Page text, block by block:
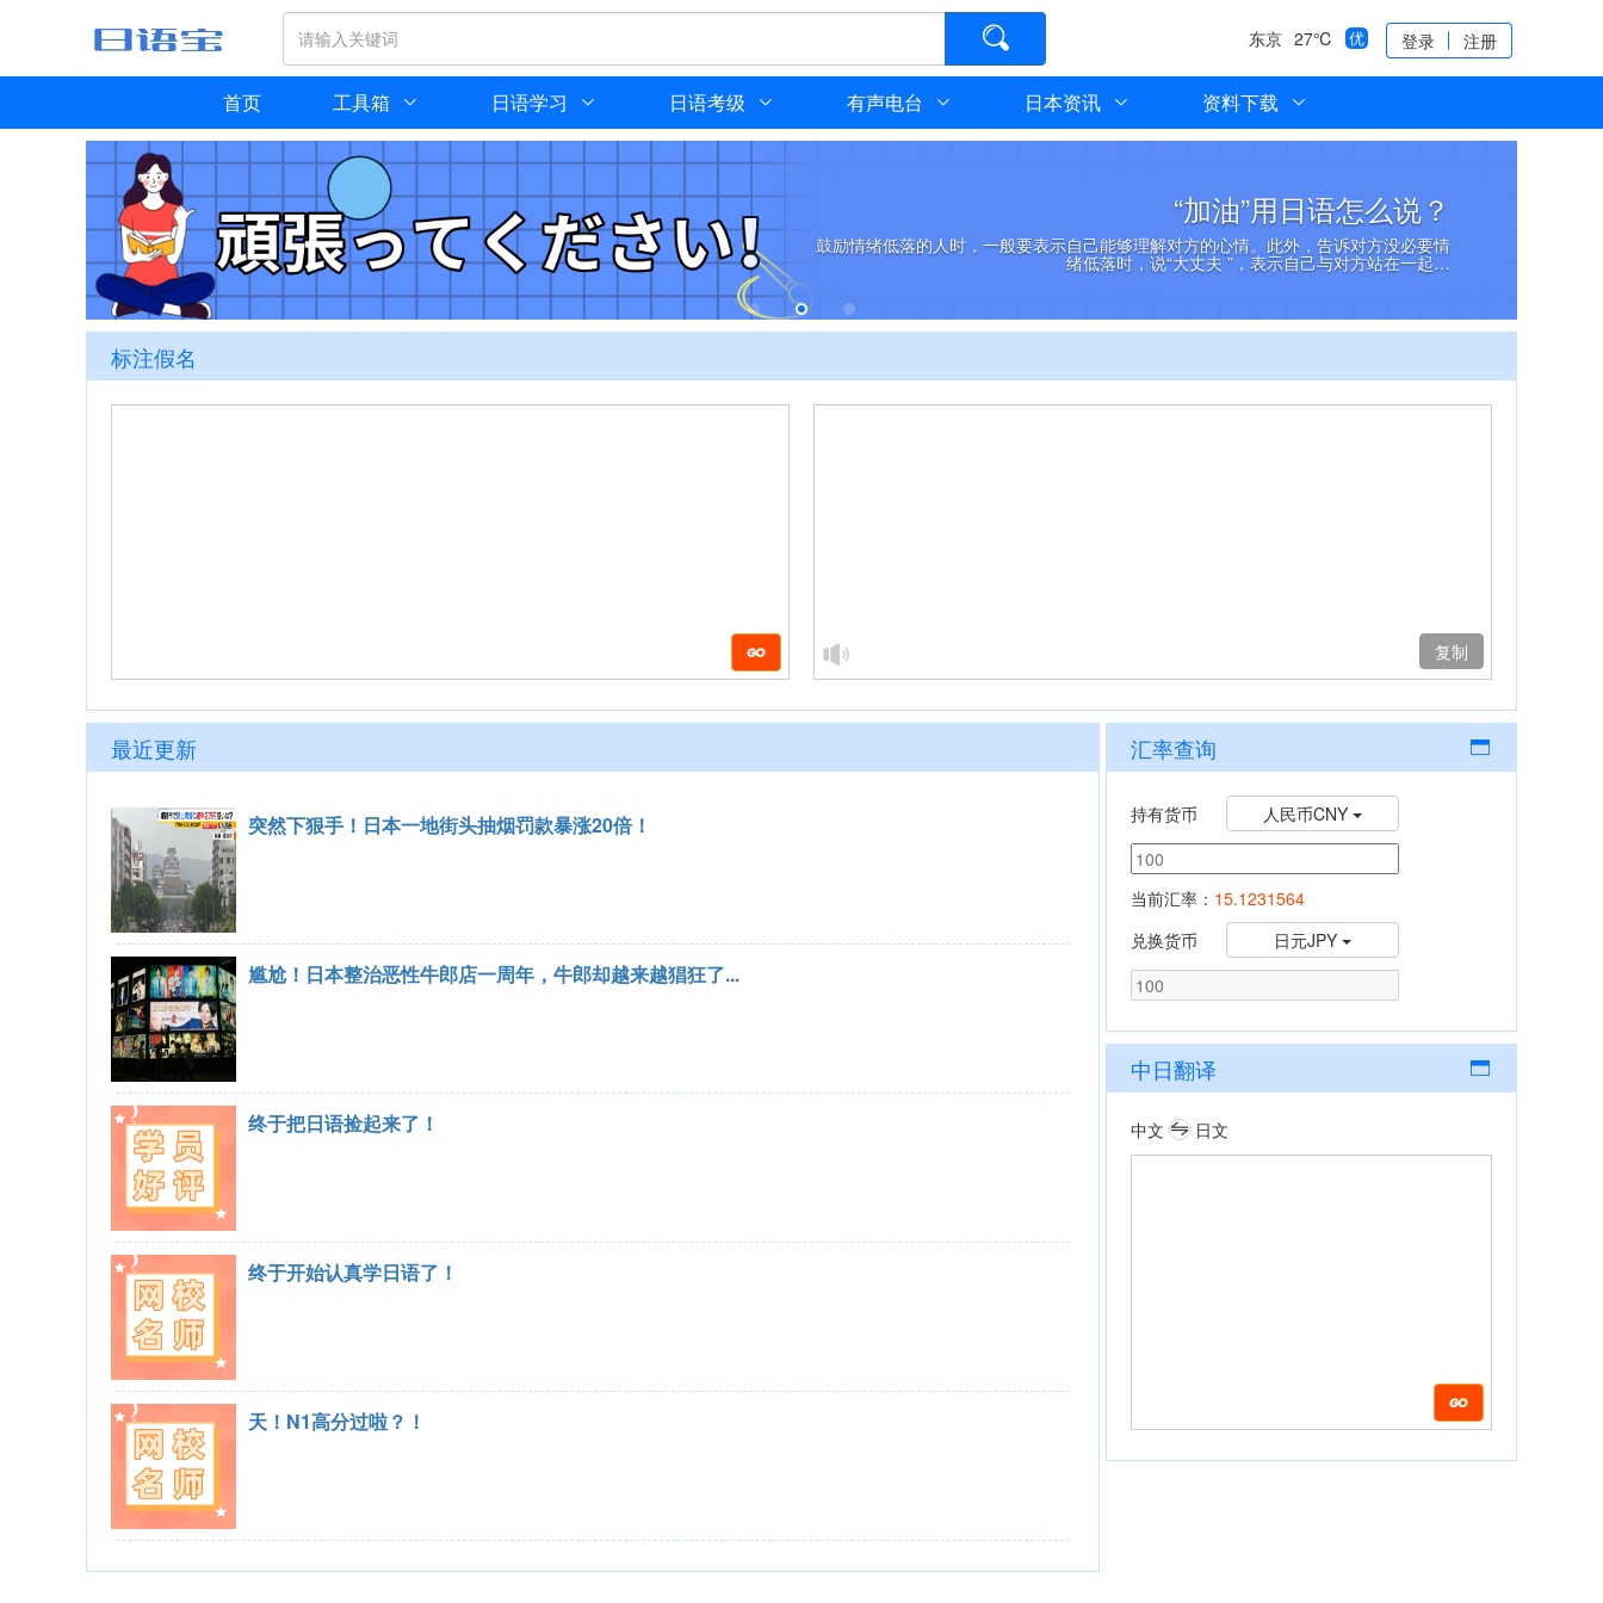
东京 27℃ 优 登录 注册
首页 工具箱 日语学习 日语考级 有声电台 日本资讯 资料下载
“加油”用日语怎么说？
鼓励情绪低落的人时，一般要表示自己能够理解对方的心情。此外，告诉对方没必要情
绪低落时，说“大丈夫 ”，表示自己与对方站在一起…
标注假名
复制
最近更新
突然下狠手！日本一地街头抽烟罚款暴涨20倍！
尴尬！日本整治恶性牛郎店一周年，牛郎却越来越猖狂了...
终于把日语捡起来了！
终于开始认真学日语了！
天！N1高分过啦？！
汇率查询
持有货币 人民币CNY
当前汇率： 15.1231564
兑换货币
日元JPY
中日翻译
中文 日文